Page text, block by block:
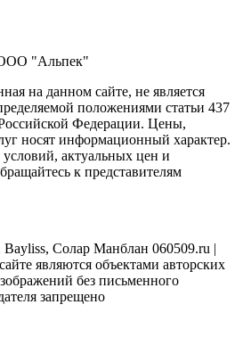
"Альпек"
на данном сайте, не является
положениями статьи 437
Федерации. Цены,
носят информационный характер.
актуальных цен и
к представителям
Солар Манблан 060509.ru |
являются объектами авторских
без письменного
запрещено